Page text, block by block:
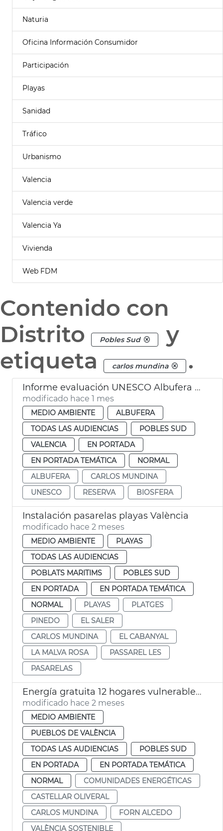
Naturia
Oficina Información Consumidor
Participación
Playas
Sanidad
Tráfico
Urbanismo
Valencia
Valencia verde
Valencia Ya
Vivienda
Web FDM
Contenido con
Distrito
Pobles Sud
y
etiqueta
carlos mundina .
Informe evaluación UNESCO Albufera València reserva biosfera
modificado hace 1 mes
MEDIO AMBIENTE
ALBUFERA
TODAS LAS AUDIENCIAS
POBLES SUD
VALENCIA
EN PORTADA
EN PORTADA TEMÁTICA
NORMAL
ALBUFERA
CARLOS MUNDINA
UNESCO
RESERVA BIOSFERA
Instalación pasarelas playas València
modificado hace 2 meses
MEDIO AMBIENTE
PLAYAS
TODAS LAS AUDIENCIAS
POBLATS MARITIMS
POBLES SUD
EN PORTADA
EN PORTADA TEMÁTICA
NORMAL
PLAYAS
PLATGES
PINEDO
EL SALER
CARLOS MUNDINA
EL CABANYAL
LA MALVA ROSA
PASSAREL LES
PASARELAS
Energía gratuita 12 hogares vulnerables comunidades energéticas València
modificado hace 2 meses
MEDIO AMBIENTE
PUEBLOS DE VALÈNCIA
TODAS LAS AUDIENCIAS
POBLES SUD
EN PORTADA
EN PORTADA TEMÁTICA
NORMAL
COMUNIDADES ENERGÉTICAS
CASTELLAR OLIVERAL
CARLOS MUNDINA
FORN ALCEDO
VALÈNCIA SOSTENIBLE